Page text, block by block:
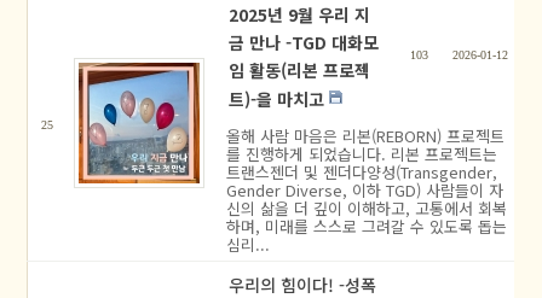
25
2025년 9월 우리 지
금 만나 -TGD 대화모
임 활동(리본 프로젝
트)-을 마치고
103 2026-01-12
올해 사람 마음은 리본(REBORN) 프로젝트
를 진행하게 되었습니다. 리본 프로젝트는
트랜스젠더 및 젠더다양성(Transgender,
Gender Diverse, 이하 TGD) 사람들이 자
신의 삶을 더 깊이 이해하고, 고통에서 회복
하며, 미래를 스스로 그려갈 수 있도록 돕는
심리...
우리의 힘이다! -성폭